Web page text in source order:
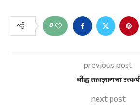
0
previous post
बौद्ध तत्त्वज्ञानाचा उत्कर्ष
next post